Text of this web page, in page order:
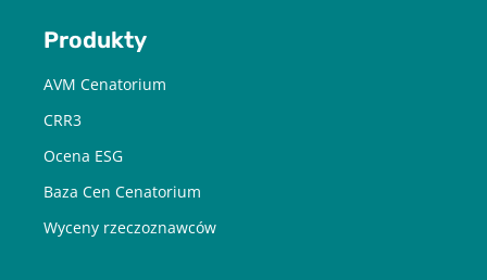
Produkty
AVM Cenatorium
CRR3
Ocena ESG
Baza Cen Cenatorium
Wyceny rzeczoznawców